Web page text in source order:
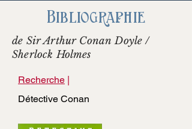
Bibliographie
de Sir Arthur Conan Doyle /
Sherlock Holmes
Recherche |
Détective Conan